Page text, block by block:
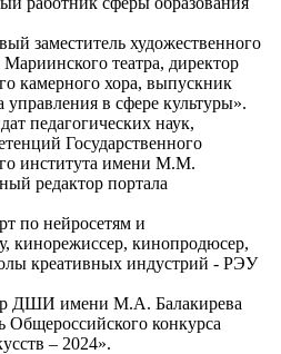
заместитель художественного
театра, директор
камерного хора, выпускник
в сфере культуры».
педагогических наук,
Государственного
института имени М.М.
редактор портала
по нейросетям и
кинорежиссер, кинопродюсер,
креативных индустрий - РЭУ
ДШИ имени М.А. Балакирева
Общероссийского конкурса
– 2024».